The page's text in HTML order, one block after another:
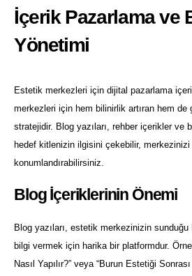
İçerik Pazarlama ve
Yönetimi
Estetik merkezleri için dijital pazarlama
merkezleri için hem bilinirlik artıran hem de
stratejidir. Blog yazıları, rehber içerikler ve
hedef kitlenizin ilgisini çekebilir,
konumlandırabilirsiniz.
Blog İçeriklerinin Önemi
Blog yazıları, estetik merkezinizin sunduğu
bilgi vermek için harika bir platformdur.
Nasıl Yapılır?” veya “Burun Estetiği